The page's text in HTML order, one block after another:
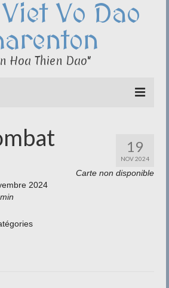
Vo Dao
Hoa Thien Dao"
19
NOV 2024
Carte non disponible
2024